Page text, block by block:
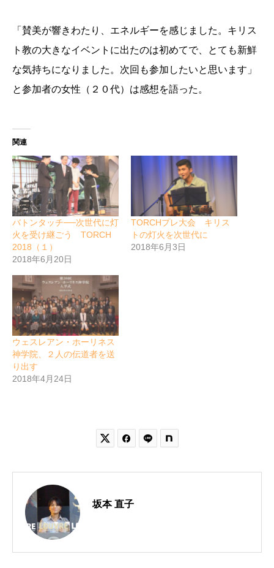
「賛美が響きわたり、エネルギーを感じました。キリス
ト教の大きなイベントに出たのは初めてで、とても新鮮
な気持ちになりました。次回も参加したいと思います」
と参加者の女性（２０代）は感想を語った。
関連
バトンタッチ──次世代に灯
火を受け継ごう TORCH
2018（１）
2018年6月20日
TORCHプレ大会 キリス
トの灯火を次世代に
2018年6月3日
ウェスレアン・ホーリネス
神学院、２人の伝道者を送
り出す
2018年4月24日
 
坂本 直子